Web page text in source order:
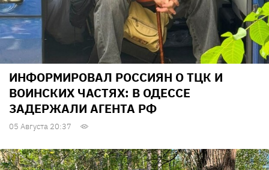
ИНФОРМИРОВАЛ РОССИЯН О ТЦК И
ВОИНСКИХ ЧАСТЯХ: В ОДЕССЕ
ЗАДЕРЖАЛИ АГЕНТА РФ
05 Августа 20:37